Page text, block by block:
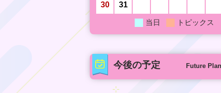
30 31
当日 トピックス
今後の予定 Future